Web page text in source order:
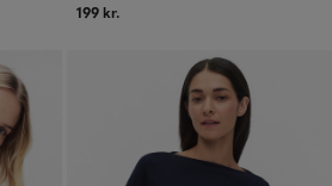
199 kr.